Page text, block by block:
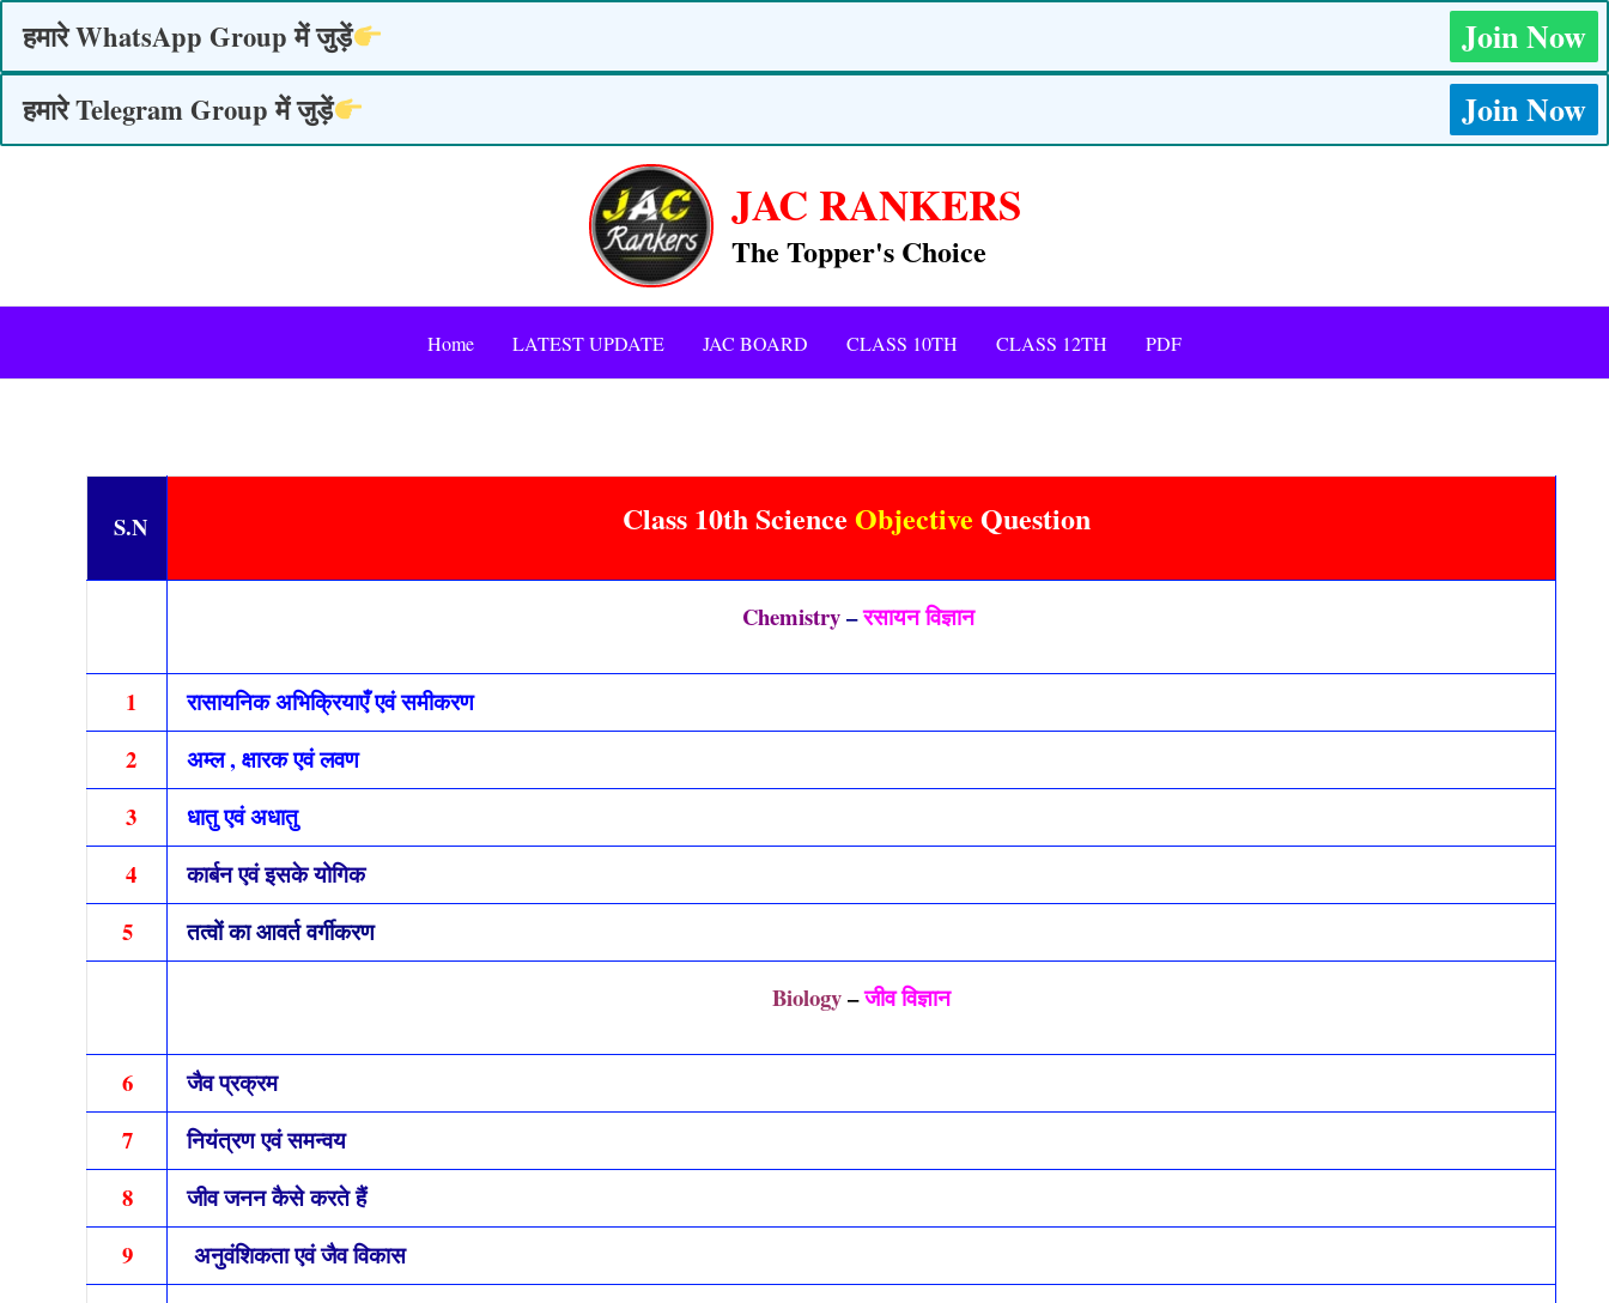
हमारे WhatsApp Group में जुड़ें Join Now
हमारे Telegram Group में जुड़ें Join Now
content
JAC RANKERS
The Topper's Choice
Home LATEST UPDATE JAC BOARD CLASS 10TH CLASS 12TH PDF
S.N Class 10th Science Objective Question
Chemistry–रसायन विज्ञान
1
रासायनिक अभिक्रियाएँ एवं समीकरण
2
अम्ल , क्षारक एवं लवण
3
धातु एवं अधातु
4
कार्बन एवं इसके योगिक
5
तत्वों का आवर्त वर्गीकरण
Biology–जीव विज्ञान
6
जैव प्रक्रम
7
नियंत्रण एवं समन्वय
8
जीव जनन कैसे करते हैं
9
अनुवंशिकता एवं जैव विकास